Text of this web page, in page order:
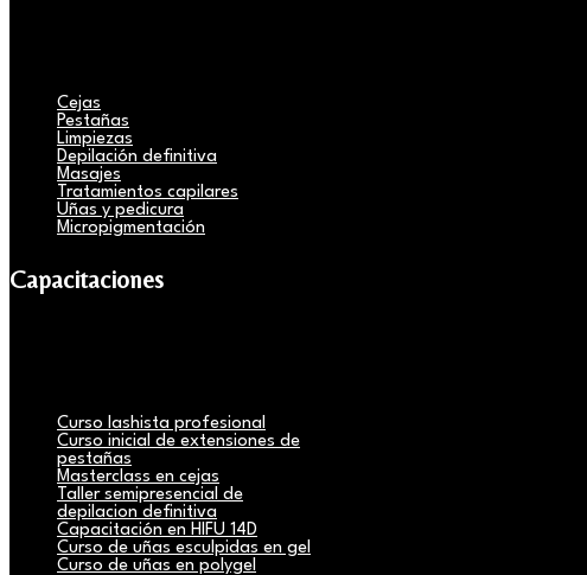
Cejas
Pestañas
Limpiezas
Depilación definitiva
Masajes
Tratamientos capilares
Uñas y pedicura
Micropigmentación
Capacitaciones
Curso lashista profesional
Curso inicial de extensiones de
pestañas
Masterclass en cejas
Taller semipresencial de
depilacion definitiva
Capacitación en HIFU 14D
Curso de uñas esculpidas en gel
Curso de uñas en polygel